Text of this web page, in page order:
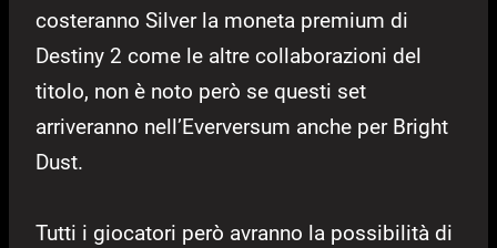
costeranno Silver la moneta premium di
Destiny 2 come le altre collaborazioni del
titolo, non è noto però se questi set
arriveranno nell’Everversum anche per Bright
Dust.
Tutti i giocatori però avranno la possibilità di